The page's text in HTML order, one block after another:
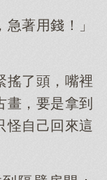
急著用錢！」
搖了頭，嘴裡
畫，要是拿到
怪自己回來這